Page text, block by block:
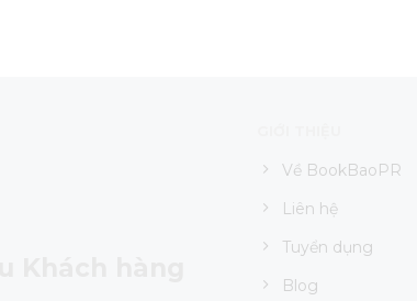
Về BookBaoPR
Liên hệ
Tuyển dụng
Blog